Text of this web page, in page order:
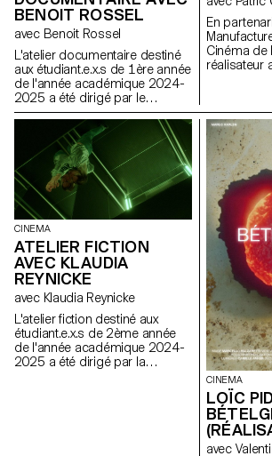
BENOIT ROSSEL
avec Benoit Rossel
L'atelier documentaire destiné
aux étudiant.e.x.s de 1ère année
de l'année académique 2024-
2025 a été dirigé par le
réalisateur franco-suisse
Benoit Rossel.
En
Cinéma de
réalisateur
CINEMA
ATELIER FICTION
AVEC KLAUDIA
REYNICKE
avec Klaudia Reynicke
L'atelier fiction destiné aux
étudiant.e.x.s de 2ème année
de l'année académique 2024-
2025 a été dirigé par la
CINEMA
LOÏC
avec Valentina Novati, Héléna